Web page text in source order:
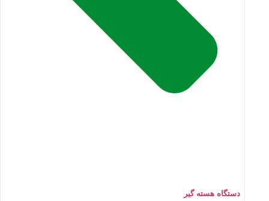
دستگاه هسته گیر